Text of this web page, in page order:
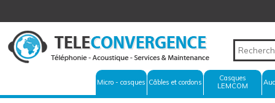
Micro - casques Câbles et cordons
Casques
LEMCOM